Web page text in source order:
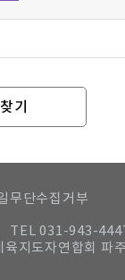
기
무단수집거부
TEL 031-943-
지도자연합회 파